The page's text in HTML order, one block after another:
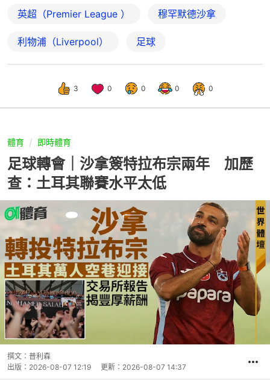
英超（Premier League ） 穆罕默德沙拿
利物浦（Liverpool） 足球
3 0 0 0 0
體育 即時體育
足球轉會｜沙拿簽特拉布宗兩年 加歷
查：土耳其聯賽水平太低
撰文： 普利森
出版： 2026-08-07 12:19 更新： 2026-08-07 14:37